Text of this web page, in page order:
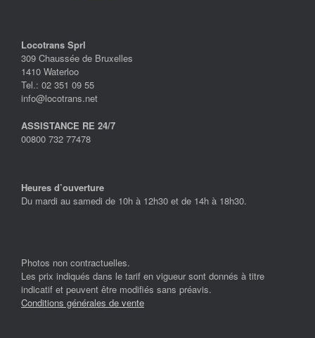
Locotrans Sprl
309 Chaussée de Bruxelles
1410 Waterloo
Tel.: 02 351 09 55
info@locotrans.net
ASSISTANCE RE 24/7
00800 732 77478
Heures d’ouverture
Du mardi au samedi de 10h à 12h30 et de 14h à 18h30.
Photos non contractuelles.
Les prix indiqués dans le tarif en vigueur sont donnés à titre
indicatif et peuvent être modifiés sans préavis.
Conditions générales de vente